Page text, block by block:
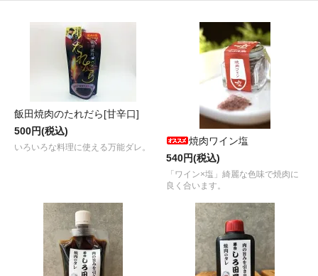
飯田焼肉のたれだら[甘辛口]
500円(税込)
いろいろな料理に使える万能ダレ。
焼肉ワイン塩
540円(税込)
「ワイン×塩」綺麗な色味で焼肉に
良く合います。